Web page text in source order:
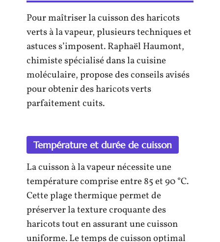
Pour maîtriser la cuisson des haricots
verts à la vapeur, plusieurs techniques et
astuces s’imposent. Raphaël Haumont,
chimiste spécialisé dans la cuisine
moléculaire, propose des conseils avisés
pour obtenir des haricots verts
parfaitement cuits.
Température et durée de cuisson
La cuisson à la vapeur nécessite une
température comprise entre 85 et 90 °C.
Cette plage thermique permet de
préserver la texture croquante des
haricots tout en assurant une cuisson
uniforme. Le temps de cuisson optimal